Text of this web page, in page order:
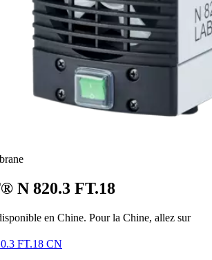
N 820.3 FT.18
en Chine. Pour la Chine, allez sur
FT.18 CN